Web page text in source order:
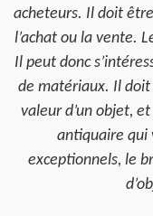
acheteurs. Il doit
l’achat ou la vente.
Il peut donc
de matériaux. Il doit
valeur d’un objet,
antiquaire qui
exceptionnels, le